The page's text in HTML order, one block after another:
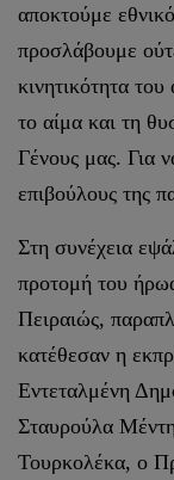
αποκτούμε
προσλάβουμε
κινητικότητα
το αίμα και τη
Γένους μας. Για
επιβούλους της
Στη συνέχεια
προτομή του
Πειραιώς,
κατέθεσαν η
Εντεταλμένη
Σταυρούλα
Τουρκολέκα, ο